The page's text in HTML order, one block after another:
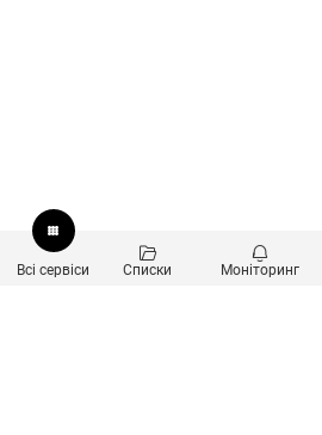
Всі сервіси Списки Моніторинг